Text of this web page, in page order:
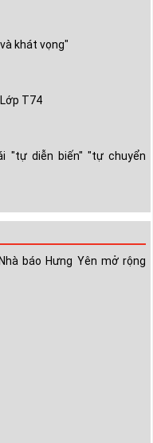
khát vọng"
T74
"tự diễn biến" "tự chuyển
báo Hưng Yên mở rộng